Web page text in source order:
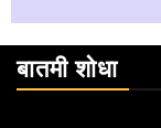
बातमी शोधा